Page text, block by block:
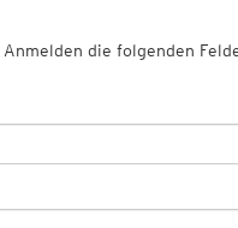
die folgenden